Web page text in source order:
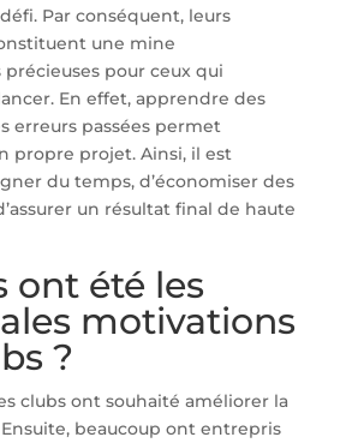
Par conséquent, leurs
une mine
précieuses pour ceux qui
En effet, apprendre des
erreurs passées permet
propre projet. Ainsi, il est
du temps, d’économiser des
un résultat final de haute
ont été les
motivations
?
clubs ont souhaité améliorer la
beaucoup ont entrepris